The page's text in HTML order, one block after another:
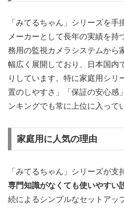
「みてるちゃん」シリーズを手
メーカーとして長年の実績を持
務用の監視カメラシステムから
幅広く展開しており、日本国内
りしています。特に家庭用シリ
置のしやすさ」「保証の安心感
ンキングでも常に上位に入って
家庭用に人気の理由
「みてるちゃん」シリーズが支
専門知識がなくても使いやすい
続によるシンプルなセットアッ